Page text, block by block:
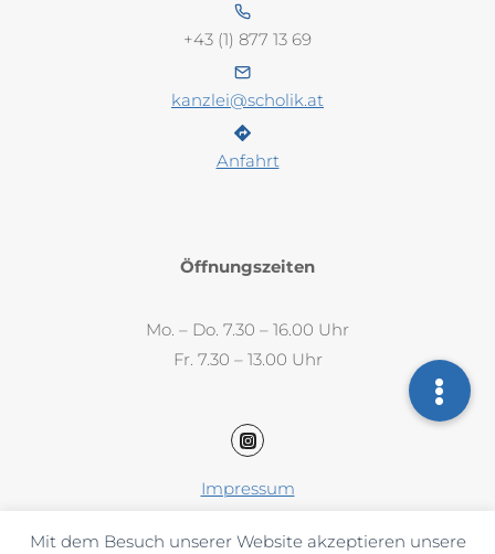
Mit dem Besuch unserer Website akzeptieren unsere
+43 (1) 877 13 69
kanzlei@scholik.at
Anfahrt
Öffnungszeiten
Mo. – Do. 7.30 – 16.00 Uhr
Fr. 7.30 – 13.00 Uhr
Impressum
AAB / AGB